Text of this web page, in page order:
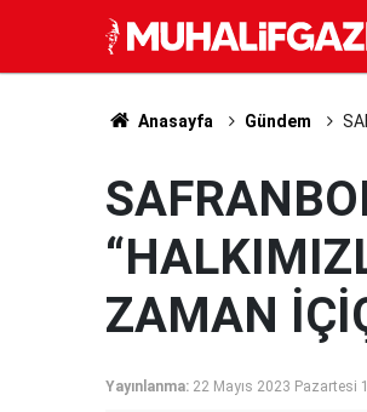
Anasayfa Gündem
ZAMAN
Yayınlanma: 22 Mayıs 2023 Pazartesi